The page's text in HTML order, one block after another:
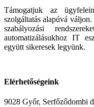
Támogatjuk az
szolgáltatás alapúvá
szabályozási
automatizálásukhoz IT
együtt sikeresek legyünk.
Elérhetőségeink
9028 Győr, Serfőződombi